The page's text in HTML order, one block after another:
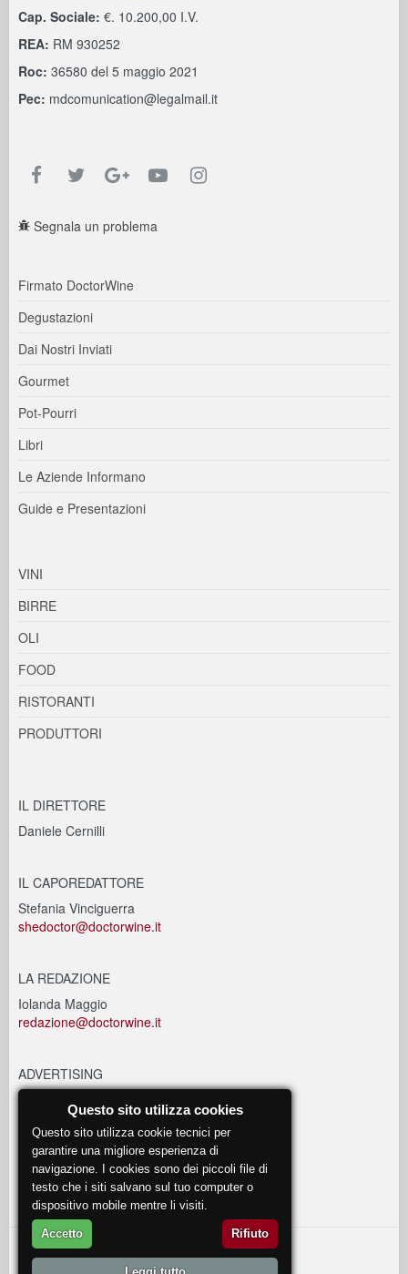
Cap. Sociale: €. 10.200,00 I.V.
REA: RM 930252
Roc: 36580 del 5 maggio 2021
Pec: mdcomunication@legalmail.it
Segnala un problema
Firmato DoctorWine
Degustazioni
Dai Nostri Inviati
Gourmet
Pot-Pourri
Libri
Le Aziende Informano
Guide e Presentazioni
VINI
BIRRE
OLI
FOOD
RISTORANTI
PRODUTTORI
IL DIRETTORE
Daniele Cernilli
IL CAPOREDATTORE
Stefania Vinciguerra
shedoctor@doctorwine.it
LA REDAZIONE
Iolanda Maggio
redazione@doctorwine.it
ADVERTISING
EVENTI
eventi@doctorwine.it
© 2018DoctorWine.
Questo sito utilizza cookies
Questo sito utilizza cookie tecnici per
garantire una migliore esperienza di
navigazione. I cookies sono dei piccoli file di
testo che i siti salvano sul tuo computer o
dispositivo mobile mentre li visiti.
Accetto Rifiuto